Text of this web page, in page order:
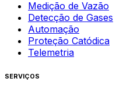
Medição de Vazão
Detecção de Gases
Automação
Proteção Catódica
Telemetria
SERVIÇOS